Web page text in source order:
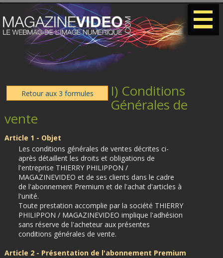
Retour aux 3 formules I) Conditions
Générales de
vente
Article 1 - Objet
Les conditions générales de ventes décrites ci-
après détaillent les droits et obligations de
l'entreprise THIERRY PHILIPPON /
MAGAZINEVIDEO et de ses clients dans le cadre
de l'abonnement Premium et de l'achat d'articles à
l'unité.
Toute prestation accomplie par la société THIERRY
PHILIPPON / MAGAZINEVIDEO implique l'adhésion
sans réserve de l'acheteur aux présentes
conditions générales de vente.
Article 2 - Présentation de l'abonnement Premium
-
-
-